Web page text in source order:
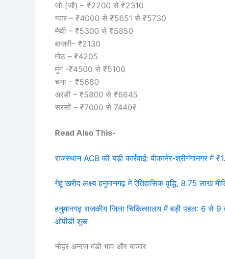
जो (जौ) – ₹2200 से ₹2310
ग्वार – ₹4000 से ₹5651 से ₹5730
मैथी – ₹5300 से ₹5850
बाजरी– ₹2130
मोठ – ₹4205
मुंग -₹4500 से ₹5100
चना – ₹5680
अरंडी – ₹5800 से ₹6645
सरसों – ₹7000 से 7440₹
Read Also This-
राजस्थान ACB की बड़ी कार्रवाई: बीकानेर-श्रीगंगानगर में
गेहूं खरीद लक्ष्य हनुमानगढ़ में ऐतिहासिक वृद्धि, 8.75 लाख
हनुमानगढ़ राजकीय जिला चिकित्सालय में बड़ी पहल: 6 से 9
ओपीडी शुरू
नोहर अनाज मंडी भाव और बाजार